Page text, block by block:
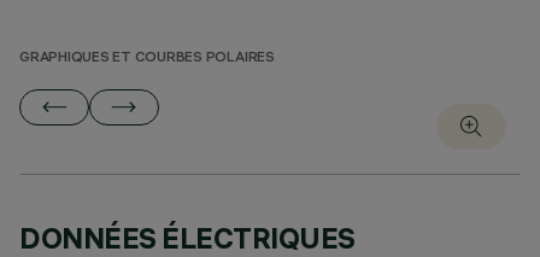
GRAPHIQUES ET COURBES POLAIRES
DONNÉES ÉLECTRIQUES